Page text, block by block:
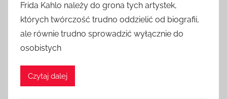
Frida Kahlo należy do grona tych artystek,
których twórczość trudno oddzielić od biografii,
ale równie trudno sprowadzić wyłącznie do
osobistych
Czytaj dalej